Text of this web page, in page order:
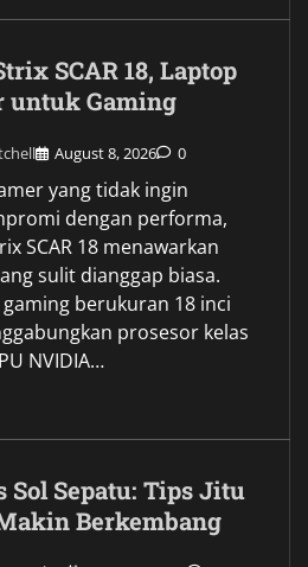
SCAR 18, Laptop
untuk Gaming
August 8, 2026 0
yang tidak ingin
dengan performa,
SCAR 18 menawarkan
sulit dianggap biasa.
berukuran 18 inci
prosesor kelas
NVIDIA…
Sol Sepatu: Tips Jitu
Berkembang